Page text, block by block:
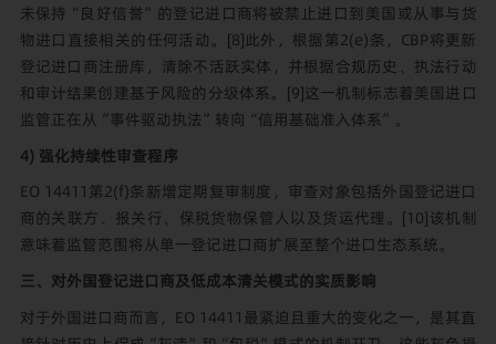
未保持“良好信誉”的登记进口商将被禁止进口到美国或从事与货
物进口直接相关的任何活动。 [8]此外，根据第2(e)条，CBP将更新
登记进口商注册库，清除不活跃实体，并根据合规历史、执法行动
和审计结果创建基于风险的分级体系。 [9]这一机制标志着美国进口
监管正在从“事件驱动执法”转向“信用基础准入体系”。
4) 强化持续性审查程序
EO 14411第2(f)条新增定期复审制度，审查对象包括外国登记进口
商的关联方、报关行、保税货物保管人以及货运代理。 [10]该机制
意味着监管范围将从单一登记进口商扩展至整个进口生态系统。
三、 对外国登记进口商及低成本清关模式的实质影响
对于外国进口商而言，EO 14411最紧迫且重大的变化之一，是其直